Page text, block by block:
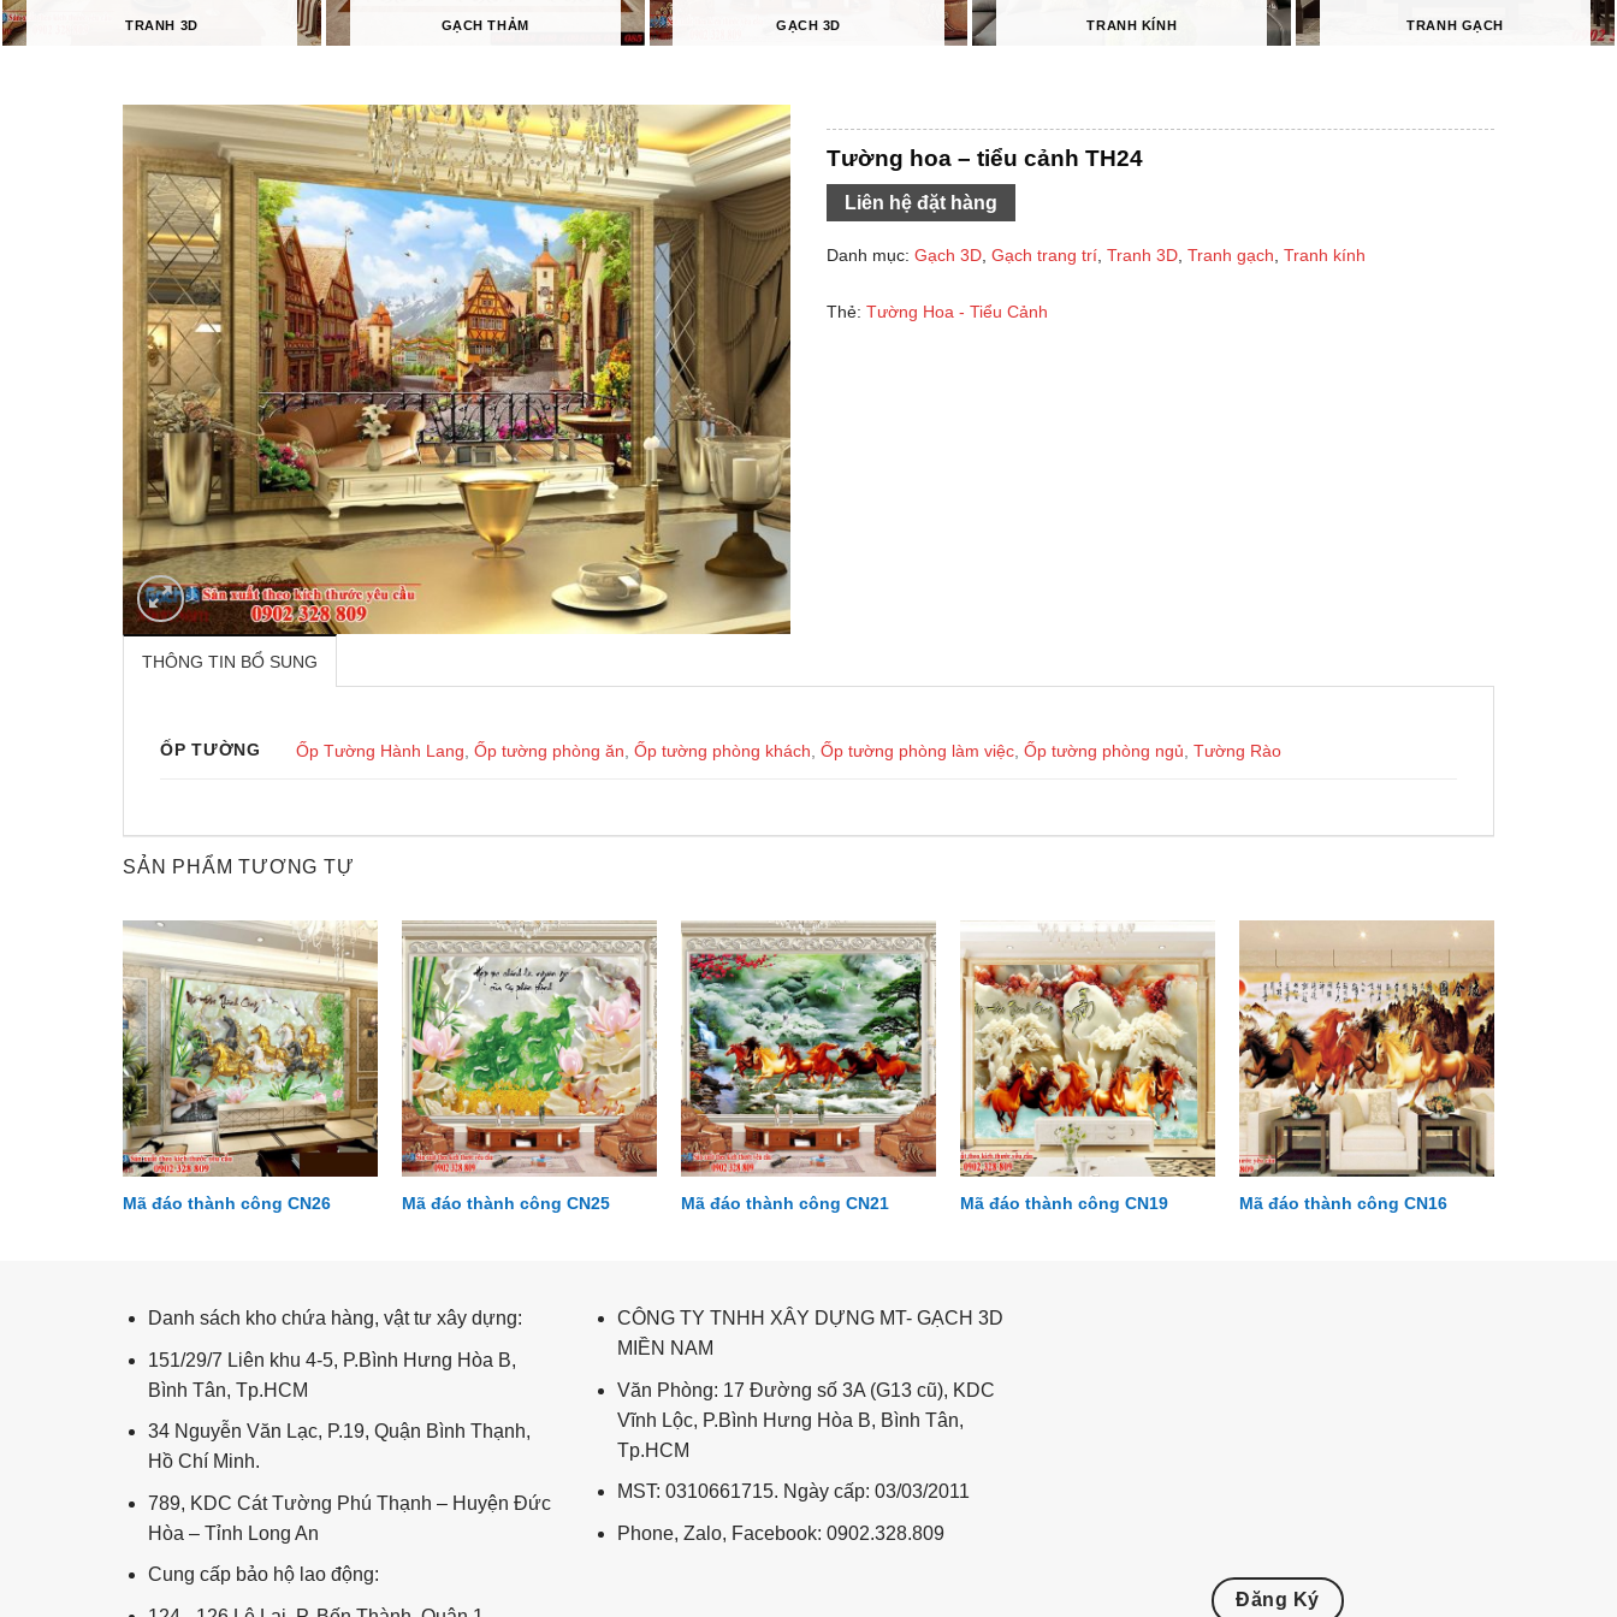
TRANH 3D GẠCH THẢM GẠCH 3D TRANH KÍNH TRANH GẠCH
Tường hoa – tiểu cảnh TH24
Liên hệ đặt hàng
Danh mục: Gạch 3D, Gạch trang trí, Tranh 3D, Tranh gạch, Tranh kính
Thẻ: Tường Hoa - Tiểu Cảnh
THÔNG TIN BỔ SUNG
ỐP TƯỜNG Ốp Tường Hành Lang ,Ốp tường phòng ăn ,Ốp tường phòng khách ,Ốp tường phòng làm việc ,Ốp tường phòng ngủ ,Tường Rào
SẢN PHẨM TƯƠNG TỰ
Mã đáo thành công CN26 Mã đáo thành công CN25 Mã đáo thành công CN21 Mã đáo thành công CN19 Mã đáo thành công CN16
Danh sách kho chứa hàng, vật tư xây dựng:
151/29/7 Liên khu 4-5, P.Bình Hưng Hòa B,
Bình Tân, Tp.HCM
34 Nguyễn Văn Lạc, P.19, Quận Bình Thạnh,
Hồ Chí Minh.
789, KDC Cát Tường Phú Thạnh – Huyện Đức
Hòa – Tỉnh Long An
Cung cấp bảo hộ lao động:
CÔNG TY TNHH XÂY DỰNG MT- GẠCH 3D
MIỀN NAM
Văn Phòng: 17 Đường số 3A (G13 cũ), KDC
Vĩnh Lộc, P.Bình Hưng Hòa B, Bình Tân,
Tp.HCM
MST: 0310661715. Ngày cấp: 03/03/2011
Phone, Zalo, Facebook: 0902.328.809
Đăng Ký